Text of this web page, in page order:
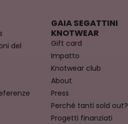
del
GAIA SEGATTINI
KNOTWEAR
Gift card
Impatto
Knotwear club
About
Press
Perché tanti sold out?
Progetti finanziati